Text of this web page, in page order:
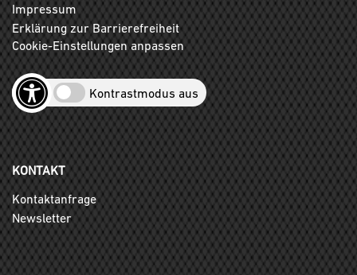
Impressum
Erklärung zur Barrierefreiheit
Cookie-Einstellungen anpassen
Kontrastmodus aus
KONTAKT
Kontaktanfrage
Newsletter